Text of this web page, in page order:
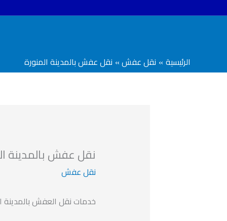
الرئيسية نقل عفش نقل عفش بالمدينة المنورة
نقل عفش بالمدينة
نقل عفش
خدمات نقل العفش بالمدينة